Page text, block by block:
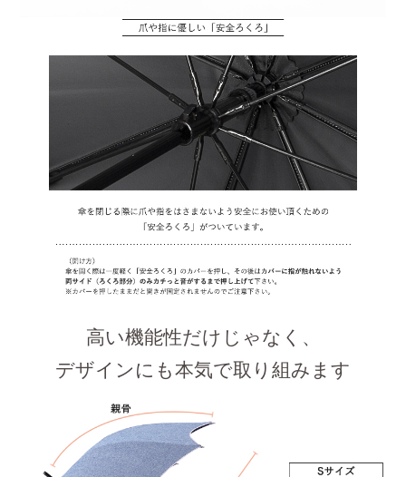
高い機能性だけじゃなく、
デザインにも本気で取り組みます